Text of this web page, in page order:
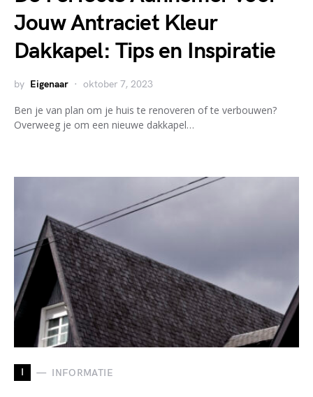
Jouw Antraciet Kleur
Dakkapel: Tips en Inspiratie
by Eigenaar oktober 7, 2023
Ben je van plan om je huis te renoveren of te verbouwen?
Overweeg je om een nieuwe dakkapel…
I INFORMATIE